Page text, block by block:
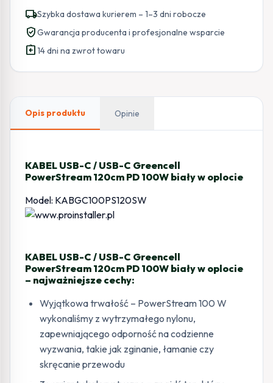
C
/
USB-
C
PD
oplocie
local_shippingSzybka dostawa kurierem – 1–3 dni robocze
verified_userGwarancja producenta i profesjonalne wsparcie
assignment_return14 dni na zwrot towaru
Opis produktu Opinie
KABEL USB-C / USB-C Greencell
PowerStream 120cm PD 100W biały w oplocie
Model: KABGC100PS120SW
KABEL USB-C / USB-C Greencell
PowerStream 120cm PD 100W biały w oplocie
– najważniejsze cechy:
Wyjątkowa trwałość – PowerStream 100 W
wykonaliśmy z wytrzymałego nylonu,
zapewniającego odporność na codzienne
wyzwania, takie jak zginanie, łamanie czy
skręcanie przewodu